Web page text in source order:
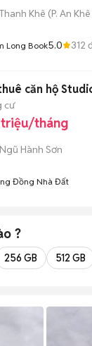
Khê (P. An Khê
Long Book5.0 312
căn hộ
cư
triệu/tháng
Hành Sơn
Đồng Nhà Đất
?
256 GB 512 GB